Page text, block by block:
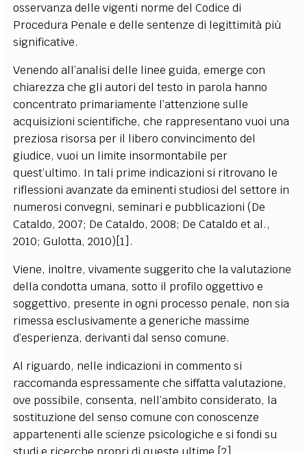
osservanza delle vigenti norme del Codice di
Procedura Penale e delle sentenze di legittimità più
significative.
Venendo all’analisi delle linee guida, emerge con
chiarezza che gli autori del testo in parola hanno
concentrato primariamente l’attenzione sulle
acquisizioni scientifiche, che rappresentano vuoi una
preziosa risorsa per il libero convincimento del
giudice, vuoi un limite insormontabile per
quest’ultimo. In tali prime indicazioni si ritrovano le
riflessioni avanzate da eminenti studiosi del settore in
numerosi convegni, seminari e pubblicazioni (De
Cataldo, 2007; De Cataldo, 2008; De Cataldo et al.,
2010; Gulotta, 2010)[1].
Viene, inoltre, vivamente suggerito che la valutazione
della condotta umana, sotto il profilo oggettivo e
soggettivo, presente in ogni processo penale, non sia
rimessa esclusivamente a generiche massime
d’esperienza, derivanti dal senso comune.
Al riguardo, nelle indicazioni in commento si
raccomanda espressamente che siffatta valutazione,
ove possibile, consenta, nell’ambito considerato, la
sostituzione del senso comune con conoscenze
appartenenti alle scienze psicologiche e si fondi su